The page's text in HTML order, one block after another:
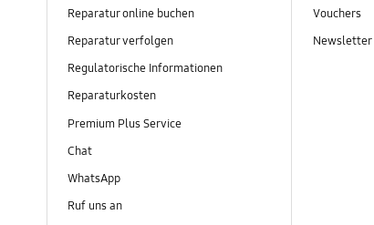
Reparatur online buchen
Reparatur verfolgen
Regulatorische Informationen
Reparaturkosten
Premium Plus Service
Chat
WhatsApp
Ruf uns an
Vouchers
Newsletter